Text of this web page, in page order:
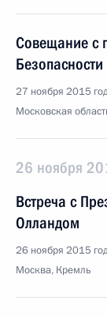
Совещание с
Безопасности
27 ноября 2015
Московская
26 ноября
Встреча с
Олландом
26 ноября 2015
Москва, Кремль